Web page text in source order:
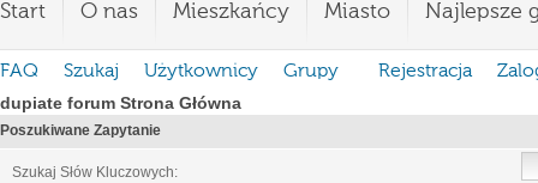
Start O nas Mieszkańcy Miasto Najlepsze
FAQ Szukaj Użytkownicy Grupy Rejestracja
dupiate forum Strona Główna
Poszukiwane Zapytanie
Szukaj Słów Kluczowych: